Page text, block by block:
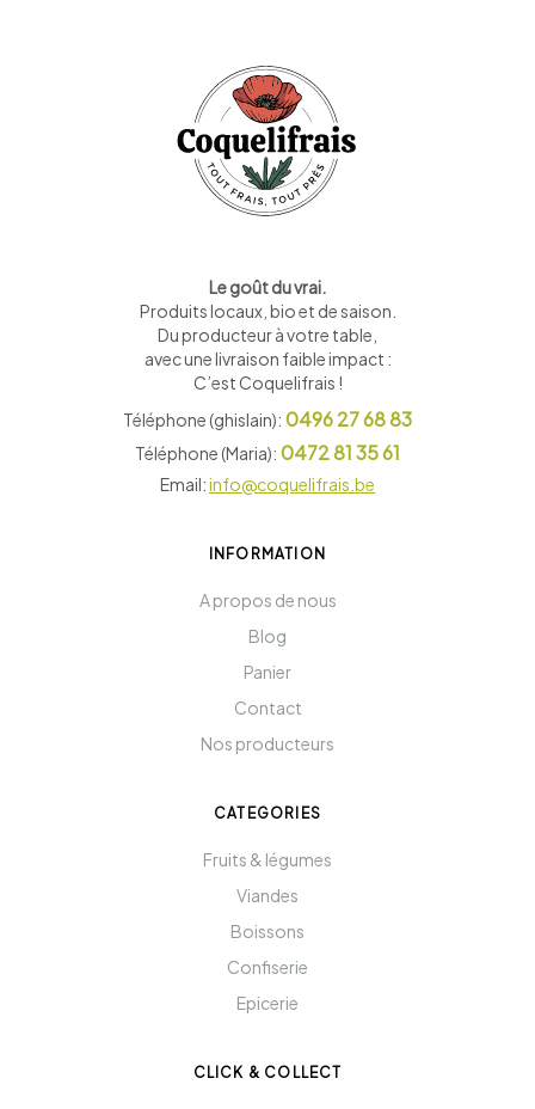
Le goût du vrai.
Produits locaux, bio et de saison
Du producteur à votre table,
avec une livraison faible impact :
C’est Coquelifrais !
Téléphone (ghislain): 0496 27 68 83
Téléphone (Maria): 0472 81 35 61
Email:info@coquelifrais.be
INFORMATION
A propos de nous
Blog
Panier
Contact
Nos producteurs
CATEGORIES
Fruits & légumes
Viandes
Boissons
Confiserie
Epicerie
CLICK & COLLECT